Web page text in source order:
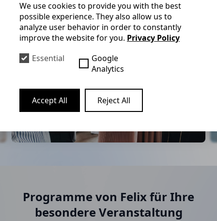
Programme von Felix für Ihre
besondere Veranstaltung
We use cookies to provide you with the best
possible experience. They also allow us to
analyze user behavior in order to constantly
improve the website for you. Privacy Policy
Essential
Google
Analytics
Accept All Reject All